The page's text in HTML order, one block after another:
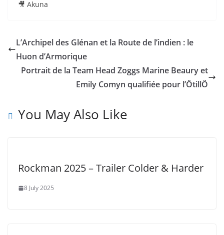
🎥 Akuna
L’Archipel des Glénan et la Route de l’indien : le
Huon d’Armorique
Portrait de la Team Head Zoggs Marine Beaury et
Emily Comyn qualifiée pour l’ÖtillÖ
You May Also Like
Rockman 2025 – Trailer Colder & Harder
8 July 2025